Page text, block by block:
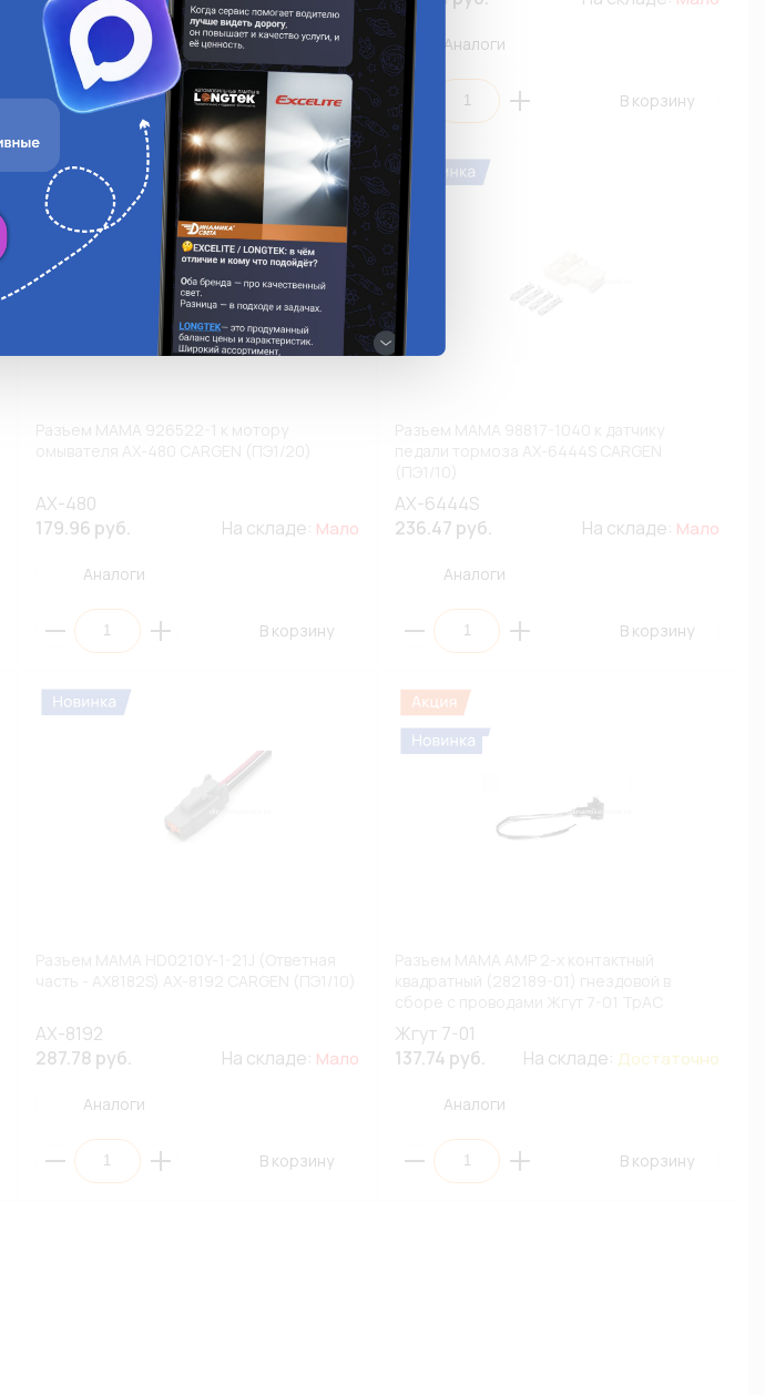
Аналоги
В корзину
Аналоги
В корзину
Разъем МАМА 926522-1 к мотору
омывателя AX-480 CARGEN (ПЭ1/20)
AX-480
179.96 руб.
На складе: Мало
Аналоги
В корзину
Разъем МАМА 98817-1040 к датчику
AX-6444S
236.47 руб.
На складе: Мало
Аналоги
В корзину
AX-8192
287.78 руб.
На складе: Мало
Аналоги
В корзину
(ПЭ1/10)
Жгут 7-01
137.74 руб.
На складе: Достаточно
Аналоги
В корзину